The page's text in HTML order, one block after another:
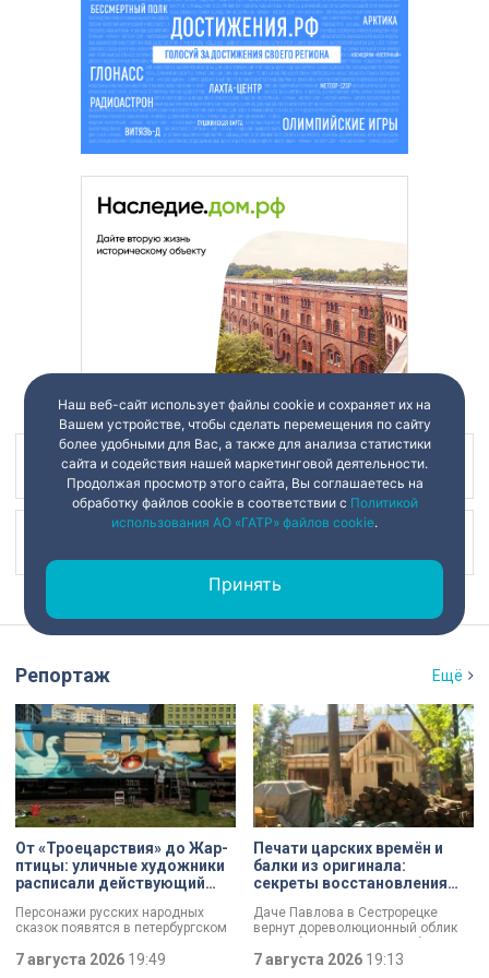
Наш канал в
Репортаж Ещё
От «Троецарствия» до Жар-
птицы: уличные художники
расписали действующий
Персонажи русских народных
сказок появятся в петербургском
«Выборгское» завершился
7 августа 2026 19:49
Печати царских времён и
балки из оригинала:
секреты восстановления
Даче Павлова в Сестрорецке
вернут дореволюционный облик
метр». Это льготная арендная
7 августа 2026 19:13
Наш веб-сайт использует файлы cookie и сохраняет их на
Вашем устройстве, чтобы сделать перемещения по сайту
более удобными для Вас, а также для анализа статистики
сайта и содействия нашей маркетинговой деятельности.
Продолжая просмотр этого сайта, Вы соглашаетесь на
обработку файлов cookie в соответствии с Политикой
использования АО «ГАТР» файлов cookie.
Принять